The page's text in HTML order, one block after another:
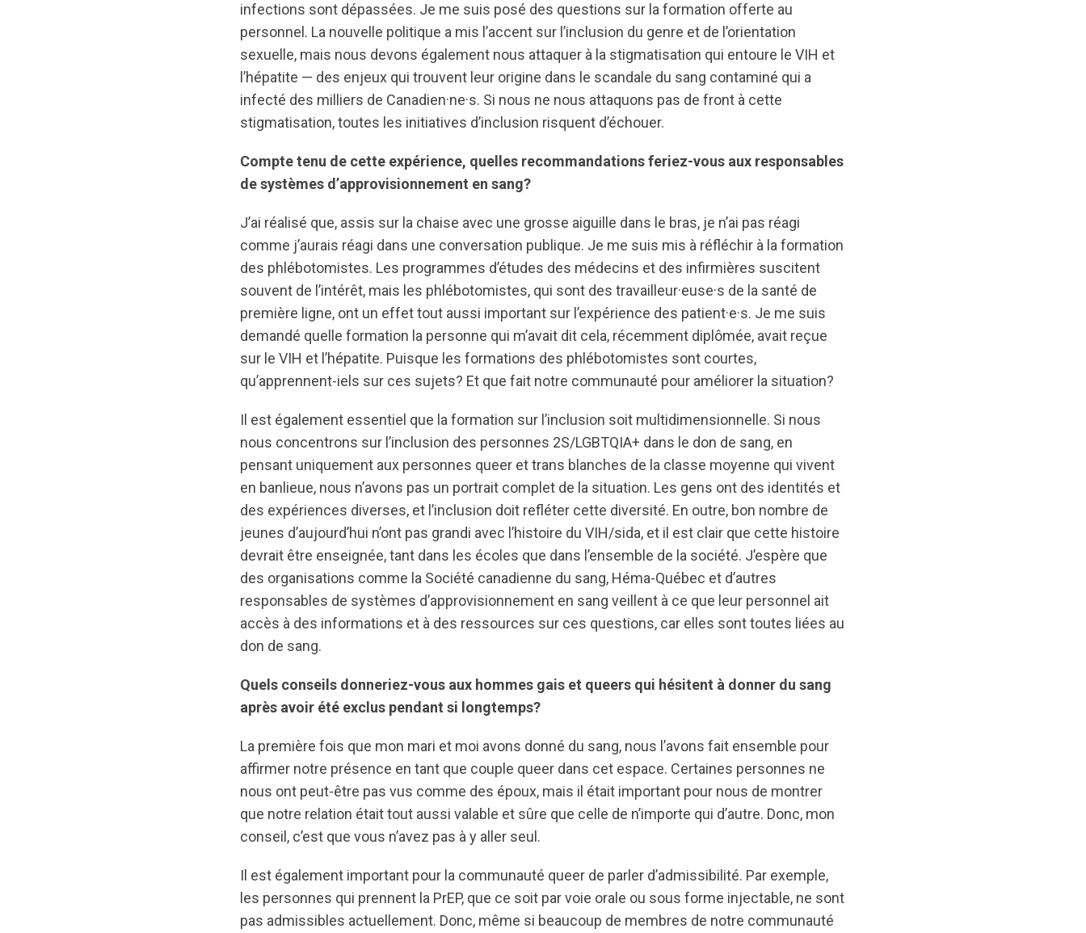
infections sont dépassées. Je me suis posé des questions sur la formation offerte au
personnel. La nouvelle politique a mis l’accent sur l’inclusion du genre et de l’orientation
sexuelle, mais nous devons également nous attaquer à la stigmatisation qui entoure le VIH et
l’hépatite — des enjeux qui trouvent leur origine dans le scandale du sang contaminé qui a
infecté des milliers de Canadien·ne·s. Si nous ne nous attaquons pas de front à cette
stigmatisation, toutes les initiatives d’inclusion risquent d’échouer.
Compte tenu de cette expérience, quelles recommandations feriez-vous aux responsables
de systèmes d’approvisionnement en sang?
J’ai réalisé que, assis sur la chaise avec une grosse aiguille dans le bras, je n’ai pas réagi
comme j’aurais réagi dans une conversation publique. Je me suis mis à réfléchir à la formation
des phlébotomistes. Les programmes d’études des médecins et des infirmières suscitent
souvent de l’intérêt, mais les phlébotomistes, qui sont des travailleur·euse·s de la santé de
première ligne, ont un effet tout aussi important sur l’expérience des patient·e·s. Je me suis
demandé quelle formation la personne qui m’avait dit cela, récemment diplômée, avait reçue
sur le VIH et l’hépatite. Puisque les formations des phlébotomistes sont courtes,
qu’apprennent-iels sur ces sujets? Et que fait notre communauté pour améliorer la situation?
Il est également essentiel que la formation sur l’inclusion soit multidimensionnelle. Si nous
nous concentrons sur l’inclusion des personnes 2S/LGBTQIA+ dans le don de sang, en
pensant uniquement aux personnes queer et trans blanches de la classe moyenne qui vivent
en banlieue, nous n’avons pas un portrait complet de la situation. Les gens ont des identités et
des expériences diverses, et l’inclusion doit refléter cette diversité. En outre, bon nombre de
jeunes d’aujourd’hui n’ont pas grandi avec l’histoire du VIH/sida, et il est clair que cette histoire
devrait être enseignée, tant dans les écoles que dans l’ensemble de la société. J’espère que
des organisations comme la Société canadienne du sang, Héma-Québec et d’autres
responsables de systèmes d’approvisionnement en sang veillent à ce que leur personnel ait
accès à des informations et à des ressources sur ces questions, car elles sont toutes liées au
don de sang.
Quels conseils donneriez-vous aux hommes gais et queers qui hésitent à donner du sang
après avoir été exclus pendant si longtemps?
La première fois que mon mari et moi avons donné du sang, nous l’avons fait ensemble pour
affirmer notre présence en tant que couple queer dans cet espace. Certaines personnes ne
nous ont peut-être pas vus comme des époux, mais il était important pour nous de montrer
que notre relation était tout aussi valable et sûre que celle de n’importe qui d’autre. Donc, mon
conseil, c’est que vous n’avez pas à y aller seul.
Il est également important pour la communauté queer de parler d’admissibilité. Par exemple,
les personnes qui prennent la PrEP, que ce soit par voie orale ou sous forme injectable, ne sont
pas admissibles actuellement. Donc, même si beaucoup de membres de notre communauté